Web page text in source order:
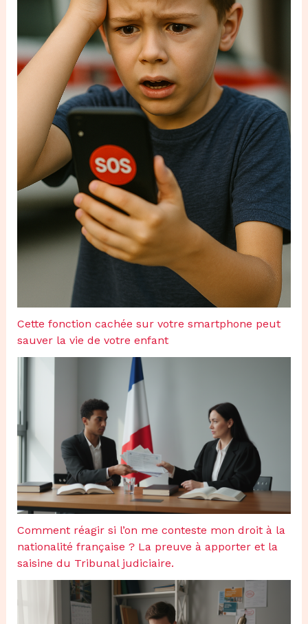
Cette fonction cachée sur votre smartphone peut
sauver la vie de votre enfant
Comment réagir si l’on me conteste mon droit à la
nationalité française ? La preuve à apporter et la
saisine du Tribunal judiciaire.